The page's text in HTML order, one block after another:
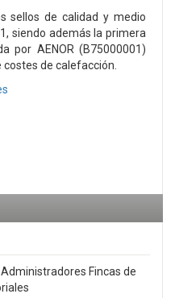
sellos de calidad y medio
siendo además la primera
por AENOR (B75000001)
de calefacción.
Fincas de